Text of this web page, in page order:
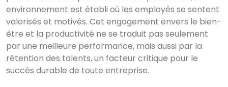
environnement est établi où les employés se sentent
valorisés et motivés. Cet engagement envers le bien-
être et la productivité ne se traduit pas seulement
par une meilleure performance, mais aussi par la
rétention des talents, un facteur critique pour le
succès durable de toute entreprise.